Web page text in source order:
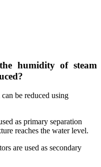
humidity of steam
be reduced using
as primary separation
reaches the water level.
are used as secondary